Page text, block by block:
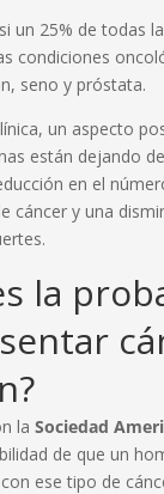
un 25% de todas
condiciones
seno y próstata.
un aspecto
están dejando
en el
cáncer y una
la
la Sociedad
de que un
ese tipo de